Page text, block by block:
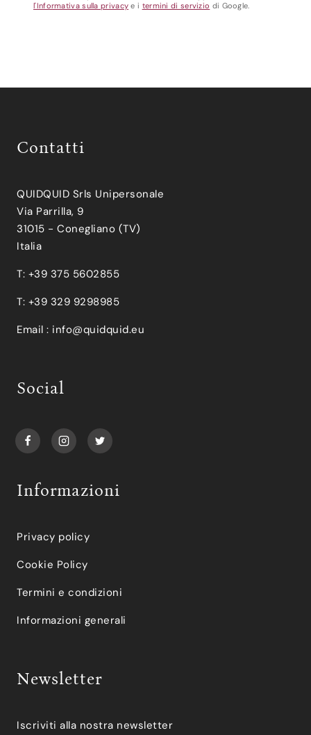
l'Informativa sulla privacy e i termini di servizio di Google.
Contatti
QUIDQUID Srls Unipersonale
Via Parrilla, 9
31015 - Conegliano (TV)
Italia
T: +39 375 5602855
T: +39 329 9298985
Email : info@quidquid.eu
Social
Informazioni
Privacy policy
Cookie Policy
Termini e condizioni
Informazioni generali
Newsletter
Iscriviti alla nostra newsletter